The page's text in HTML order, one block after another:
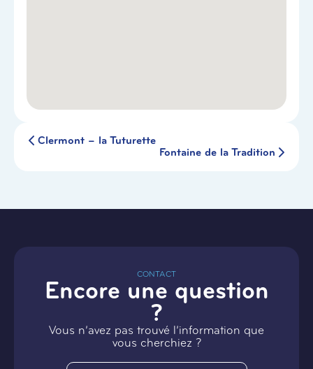
Clermont – la Tuturette
Fontaine de la Tradition
CONTACT
Encore une question
?
Vous n’avez pas trouvé l’information que
vous cherchiez ?